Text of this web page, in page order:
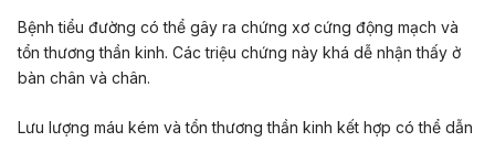
Bệnh tiểu đường có thể gây ra chứng xơ cứng động mạch và
tổn thương thần kinh. Các triệu chứng này khá dễ nhận thấy ở
bàn chân và chân.
Lưu lượng máu kém và tổn thương thần kinh kết hợp có thể dẫn